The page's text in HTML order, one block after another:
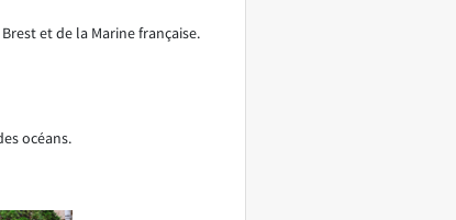
et de la Marine française.
océans.